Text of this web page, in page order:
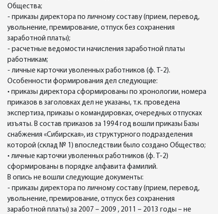
Общества;
- приказы директора по личному составу (прием, перевод,
увольнение, премирование, отпуск без сохранения
заработной платы);
- расчетные ведомости начисления заработной платы
работникам;
- личные карточки уволенных работников (ф. Т-2).
Особенности формирования дел следующие:
• приказы директора сформированы по хронологии, номера
приказов в заголовках дел не указаны, т.к. проведена
экспертиза, приказы о командировках, очередных отпусках
изъяты. В состав приказов за 1994 год вошли приказы Базы
снабжения «Сибирская», из структурного подразделения
которой (склад № 1) впоследствии было создано Общество;
• личные карточки уволенных работников (ф. Т-2)
сформированы в порядке алфавита фамилий.
В опись не вошли следующие документы:
- приказы директора по личному составу (прием, перевод,
увольнение, премирование, отпуск без сохранения
заработной платы) за 2007 – 2009 , 2011 – 2013 годы – не